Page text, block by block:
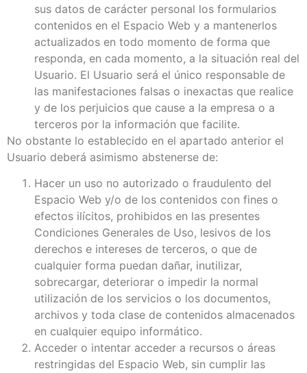
sus datos de carácter personal los formularios
contenidos en el Espacio Web y a mantenerlos
actualizados en todo momento de forma que
responda, en cada momento, a la situación real del
Usuario. El Usuario será el único responsable de
las manifestaciones falsas o inexactas que realice
y de los perjuicios que cause a la empresa o a
terceros por la información que facilite.
No obstante lo establecido en el apartado anterior el
Usuario deberá asimismo abstenerse de:
Hacer un uso no autorizado o fraudulento del
Espacio Web y/o de los contenidos con fines o
efectos ilícitos, prohibidos en las presentes
Condiciones Generales de Uso, lesivos de los
derechos e intereses de terceros, o que de
cualquier forma puedan dañar, inutilizar,
sobrecargar, deteriorar o impedir la normal
utilización de los servicios o los documentos,
archivos y toda clase de contenidos almacenados
en cualquier equipo informático.
Acceder o intentar acceder a recursos o áreas
restringidas del Espacio Web, sin cumplir las